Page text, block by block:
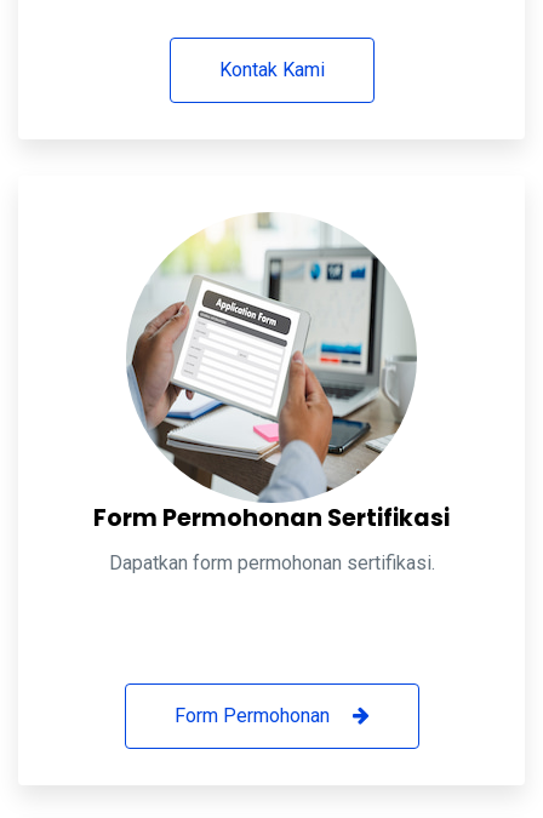
Kontak Kami
Form Permohonan Sertifikasi
Dapatkan form permohonan sertifikasi.
Form Permohonan